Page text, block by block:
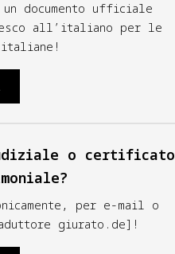
documento ufficiale
all’italiano per le
o certificato
per e-mail o
giurato.de]!